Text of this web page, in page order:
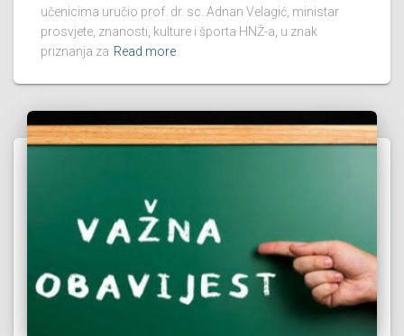
učenicima uručio prof. dr. sc. Adnan Velagić, ministar
prosvjete, znanosti, kulture i športa HNŽ-a, u znak
priznanja za Read more